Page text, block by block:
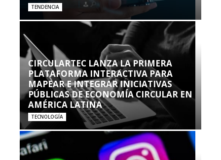
TENDENCIA
CIRCULARTEC LANZA LA PRIMERA
PLATAFORMA INTERACTIVA PARA
MAPEAR E INTEGRAR INICIATIVAS
PÚBLICAS DE ECONOMÍA CIRCULAR EN
AMÉRICA LATINA
TECNOLOGÍA